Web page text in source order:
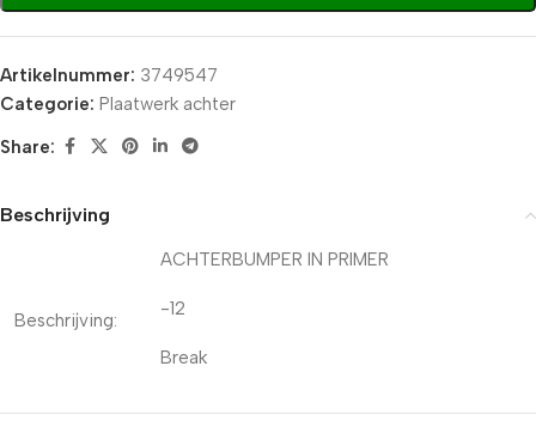
Artikelnummer: 3749547
Categorie: Plaatwerk achter
Share:
Beschrijving
Beschrijving:
ACHTERBUMPER IN PRIMER
-12
Break